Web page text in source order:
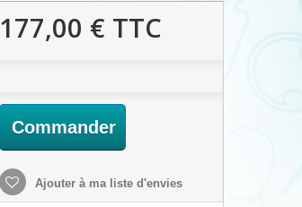
177,00 € TTC
Commander
Ajouter à ma liste d'envies